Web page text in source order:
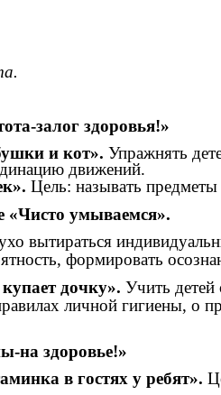
залог здоровья!»
и кот».Упражнять
движений.
Цель: называть предметы
«Чисто умываемся».
вытираться
формировать
дочку». Учить детей
личной гигиены, о
на здоровье!»
в гостях у ребят».